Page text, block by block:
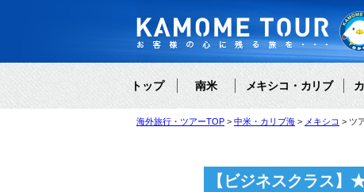
トップ 南米 メキシコ・カリブ
海外旅行・ツアーTOP 中米・カリブ海 メキシコ ツ
【ビジネスクラス